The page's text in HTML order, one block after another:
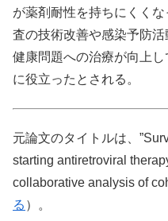
が薬剤耐性を持ちにくく
査の技術改善や感染予防
健康問題への治療が向上
に役立ったとされる。
元論文のタイトルは、
starting antiretroviral
collaborative analysis of
る ）。